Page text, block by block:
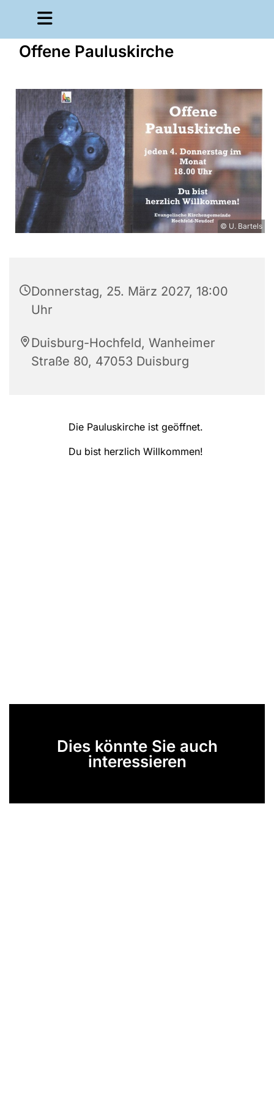
Offene Pauluskirche
© U. Bartels
Donnerstag, 25. März 2027, 18:00
Uhr
Duisburg-Hochfeld, Wanheimer
Straße 80, 47053 Duisburg
Die Pauluskirche ist geöffnet.
Du bist herzlich Willkommen!
Dies könnte Sie auch
interessieren